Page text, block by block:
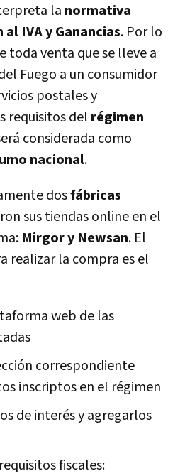
la normativa
IVA y Ganancias. Por lo
venta que se lleve a
Fuego a un consumidor
postales y
requisitos del régimen
considerada como
nacional.
dosfábricas
sus tiendas online en el
Mirgor y Newsan. El
realizar la compra es el
web de las
correspondiente
inscriptos en el régimen
de interés y agregarlos
fiscales: